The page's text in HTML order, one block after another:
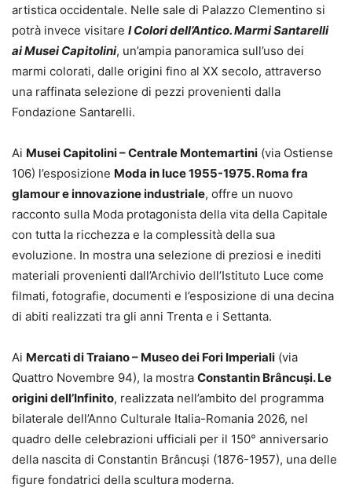
artistica occidentale. Nelle sale di Palazzo Clementino si
potrà invece visitare I Colori dell’Antico. Marmi Santarelli
ai Musei Capitolini, un’ampia panoramica sull’uso dei
marmi colorati, dalle origini fino al XX secolo, attraverso
una raffinata selezione di pezzi provenienti dalla
Fondazione Santarelli.
Ai Musei Capitolini – Centrale Montemartini (via Ostiense
106) l’esposizione Moda in luce 1955-1975. Roma fra
glamour e innovazione industriale, offre un nuovo
racconto sulla Moda protagonista della vita della Capitale
con tutta la ricchezza e la complessità della sua
evoluzione. In mostra una selezione di preziosi e inediti
materiali provenienti dall’Archivio dell’Istituto Luce come
filmati, fotografie, documenti e l’esposizione di una decina
di abiti realizzati tra gli anni Trenta e i Settanta.
Ai Mercati di Traiano – Museo dei Fori Imperiali (via
Quattro Novembre 94), la mostra Constantin Brâncuși. Le
origini dell’Infinito, realizzata nell’ambito del programma
bilaterale dell’Anno Culturale Italia-Romania 2026, nel
quadro delle celebrazioni ufficiali per il 150° anniversario
della nascita di Constantin Brâncuși (1876-1957), una delle
figure fondatrici della scultura moderna.